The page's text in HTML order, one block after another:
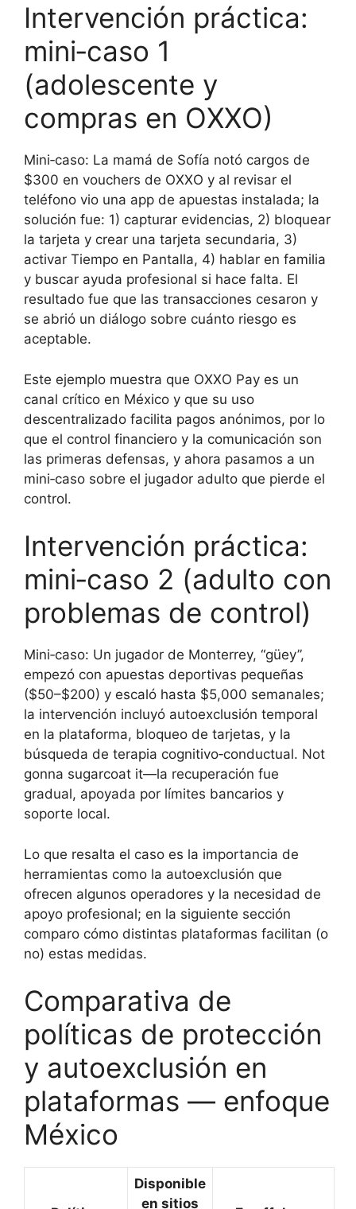
Intervención práctica:
mini‑caso 1
(adolescente y
compras en OXXO)
Mini‑caso: La mamá de Sofía notó cargos de
$300 en vouchers de OXXO y al revisar el
teléfono vio una app de apuestas instalada; la
solución fue: 1) capturar evidencias, 2) bloquear
la tarjeta y crear una tarjeta secundaria, 3)
activar Tiempo en Pantalla, 4) hablar en familia
y buscar ayuda profesional si hace falta. El
resultado fue que las transacciones cesaron y
se abrió un diálogo sobre cuánto riesgo es
aceptable.
Este ejemplo muestra que OXXO Pay es un
canal crítico en México y que su uso
descentralizado facilita pagos anónimos, por lo
que el control financiero y la comunicación son
las primeras defensas, y ahora pasamos a un
mini‑caso sobre el jugador adulto que pierde el
control.
Intervención práctica:
mini‑caso 2 (adulto con
problemas de control)
Mini‑caso: Un jugador de Monterrey, “güey”,
empezó con apuestas deportivas pequeñas
($50–$200) y escaló hasta $5,000 semanales;
la intervención incluyó autoexclusión temporal
en la plataforma, bloqueo de tarjetas, y la
búsqueda de terapia cognitivo‑conductual. Not
gonna sugarcoat it—la recuperación fue
gradual, apoyada por límites bancarios y
soporte local.
Lo que resalta el caso es la importancia de
herramientas como la autoexclusión que
ofrecen algunos operadores y la necesidad de
apoyo profesional; en la siguiente sección
comparo cómo distintas plataformas facilitan (o
no) estas medidas.
Comparativa de
políticas de protección
y autoexclusión en
plataformas — enfoque
México
Disponible
en sitios